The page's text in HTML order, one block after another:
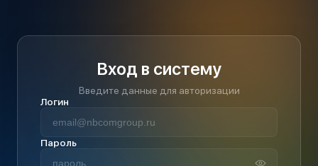
Вход в систему
Введите данные для авторизации
Логин
Пароль